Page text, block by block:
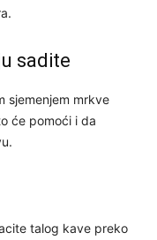
sadite
sjemenjem mrkve
će pomoći i da
talog kave preko